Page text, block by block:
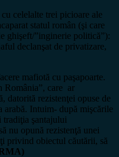
celelalte trei picioare ale
statul român (şi care
ghişeft/”inginerie politică”):
declanşat de privatizare,
mafiotă cu paşapoarte.
România”, care ar
datorită rezistenţei opuse de
arabă. Intuim- după mişcările
tradiţia şantajului
nu opună rezistenţă unei
obiectul căutării, să